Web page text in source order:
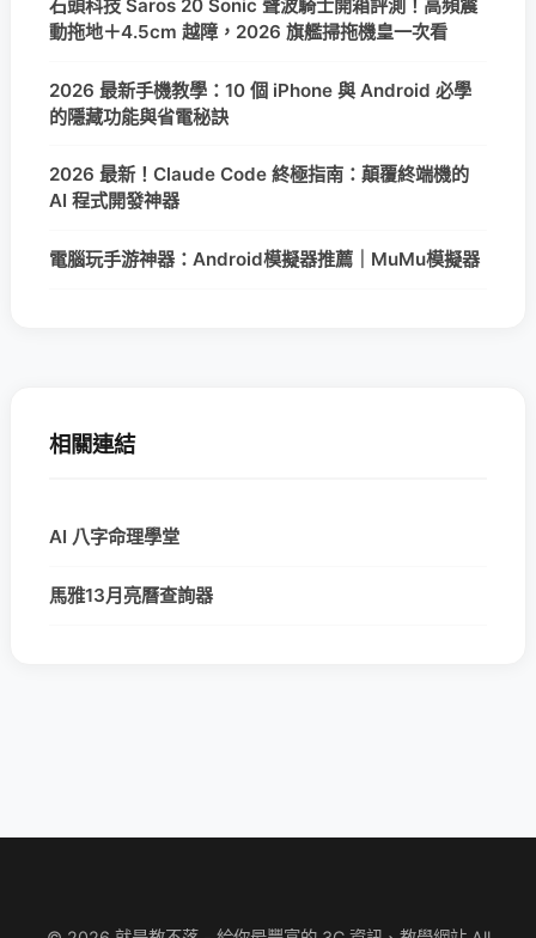
石頭科技 Saros 20 Sonic 聲波騎士開箱評測！高頻震
動拖地＋4.5cm 越障，2026 旗艦掃拖機皇一次看
2026 最新手機教學：10 個 iPhone 與 Android 必學
的隱藏功能與省電秘訣
2026 最新！Claude Code 終極指南：顛覆終端機的
AI 程式開發神器
電腦玩手游神器：Android模擬器推薦｜MuMu模擬器
相關連結
AI 八字命理學堂
馬雅13月亮曆查詢器